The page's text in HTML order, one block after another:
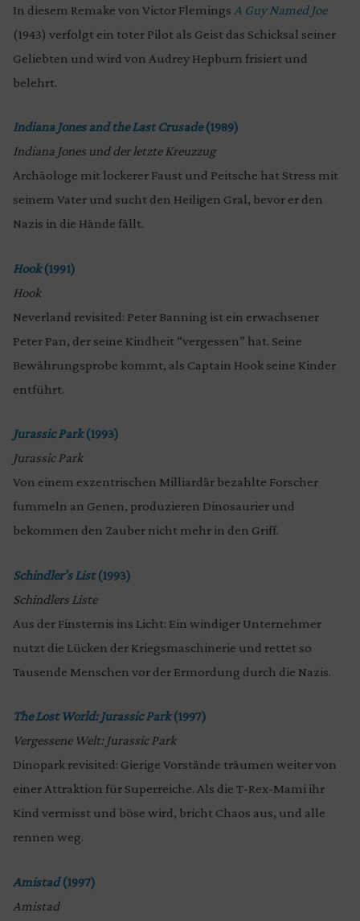
In diesem Remake von Victor Flemings A Guy Named Joe
(1943) verfolgt ein toter Pilot als Geist das Schicksal seiner
Geliebten und wird von Audrey Hepburn frisiert und
belehrt.
Indiana Jones and the Last Crusade(1989)
Indiana Jones und der letzte Kreuzzug
Archäologe mit lockerer Faust und Peitsche hat Stress mit
seinem Vater und sucht den Heiligen Gral, bevor er den
Nazis in die Hände fällt.
Hook(1991)
Hook
Neverland revisited: Peter Banning ist ein erwachsener
Peter Pan, der seine Kindheit “vergessen” hat. Seine
Bewährungsprobe kommt, als Captain Hook seine Kinder
entführt.
Jurassic Park(1993)
Jurassic Park
Von einem exzentrischen Milliardär bezahlte Forscher
fummeln an Genen, produzieren Dinosaurier und
bekommen den Zauber nicht mehr in den Griff.
Schindler’s List(1993)
Schindlers Liste
Aus der Finsternis ins Licht: Ein windiger Unternehmer
nutzt die Lücken der Kriegsmaschinerie und rettet so
Tausende Menschen vor der Ermordung durch die Nazis.
The Lost World: Jurassic Park(1997)
Vergessene Welt: Jurassic Park
Dinopark revisited: Gierige Vorstände träumen weiter von
einer Attraktion für Superreiche. Als die T-Rex-Mami ihr
Kind vermisst und böse wird, bricht Chaos aus, und alle
rennen weg.
Amistad(1997)
Amistad